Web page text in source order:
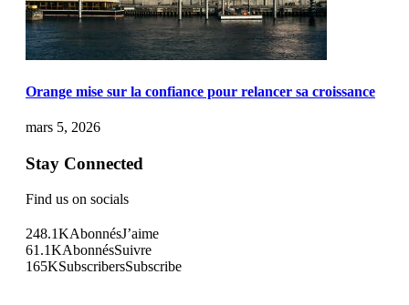
Orange mise sur la confiance pour relancer sa croissance
mars 5, 2026
Stay Connected
Find us on socials
248.1KAbonnésJ’aime
61.1KAbonnésSuivre
165KSubscribersSubscribe